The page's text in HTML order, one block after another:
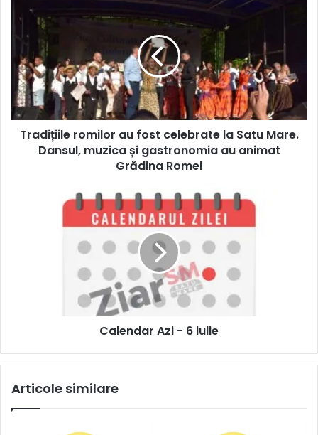
Tradițiile romilor au fost celebrate la Satu Mare.
Dansul, muzica și gastronomia au animat
Grădina Romei
Calendar Azi - 6 iulie
Articole similare